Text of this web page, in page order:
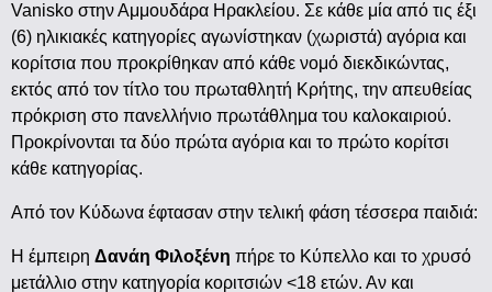
Vanisko στην Αμμουδάρα Ηρακλείου. Σε κάθε μία από τις έξι
(6) ηλικιακές κατηγορίες αγωνίστηκαν (χωριστά) αγόρια και
κορίτσια που προκρίθηκαν από κάθε νομό διεκδικώντας,
εκτός από τον τίτλο του πρωταθλητή Κρήτης, την απευθείας
πρόκριση στο πανελλήνιο πρωτάθλημα του καλοκαιριού.
Προκρίνονται τα δύο πρώτα αγόρια και το πρώτο κορίτσι
κάθε κατηγορίας.
Από τον Κύδωνα έφτασαν στην τελική φάση τέσσερα παιδιά:
Η έμπειρη Δανάη Φιλοξένη πήρε το Κύπελλο και το χρυσό
μετάλλιο στην κατηγορία κοριτσιών <18 ετών. Αν και